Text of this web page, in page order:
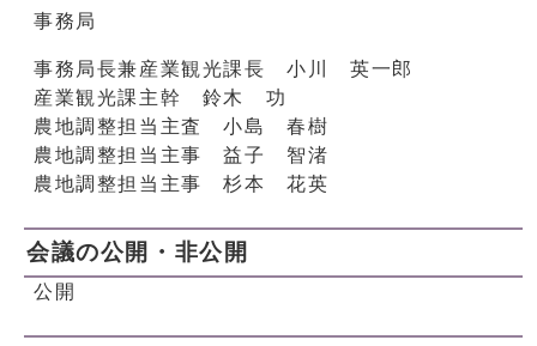
事務局
事務局長兼産業観光課長 小川 英一郎
産業観光課主幹 鈴木 功
農地調整担当主査 小島 春樹
農地調整担当主事 益子 智渚
農地調整担当主事 杉本 花英
会議の公開・非公開
公開